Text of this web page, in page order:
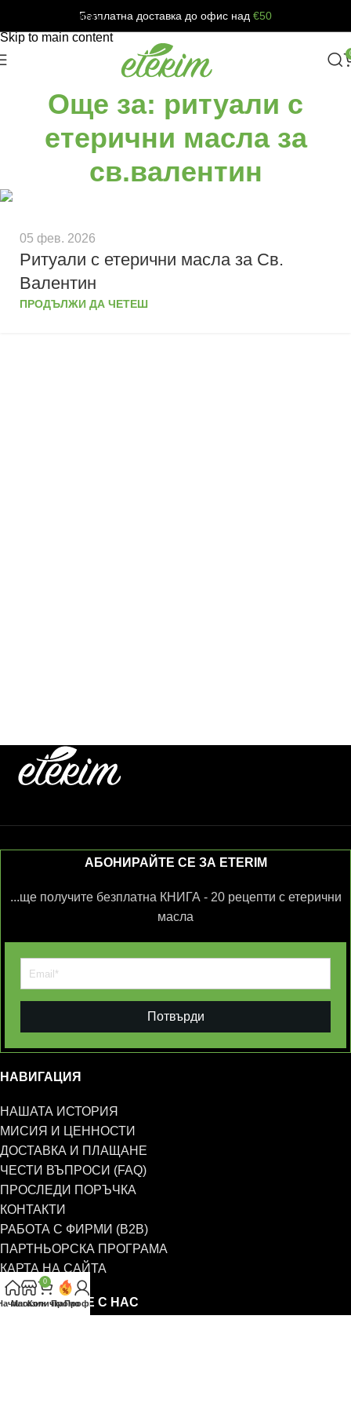
Skip to navigation
Skip to main content
Безплатна доставка до офис над €50
Още за: ритуали с
етерични масла за
св.валентин
05 фев. 2026
Ритуали с етерични масла за Св.
Валентин
ПРОДЪЛЖИ ДА ЧЕТЕШ
АБОНИРАЙТЕ СЕ ЗА ETERIM
...ще получите безплатна КНИГА - 20 рецепти с етерични
масла
Потвърди
НАВИГАЦИЯ
НАШАТА ИСТОРИЯ
МИСИЯ И ЦЕННОСТИ
ДОСТАВКА И ПЛАЩАНЕ
ЧЕСТИ ВЪПРОСИ (FAQ)
ПРОСЛЕДИ ПОРЪЧКА
КОНТАКТИ
РАБОТА С ФИРМИ (B2B)
ПАРТНЬОРСКА ПРОГРАМА
КАРТА НА САЙТА
СВЪРЖЕТЕ СЕ С НАС
Магазин
0
КоличкаПромоПрофил